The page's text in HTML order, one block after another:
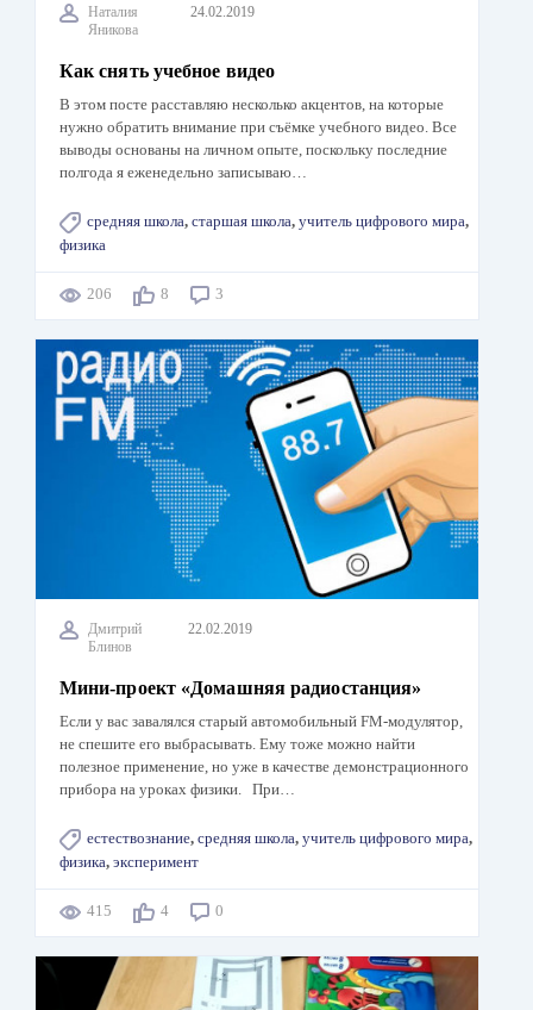
Наталия
Яникова
24.02.2019
Как снять учебное видео
В этом посте расставляю несколько акцентов, на которые
нужно обратить внимание при съёмке учебного видео. Все
выводы основаны на личном опыте, поскольку последние
полгода я еженедельно записываю…
средняя школа, старшая школа, учитель цифрового мира,
физика
206 8 3
Дмитрий
Блинов
22.02.2019
Мини-проект «Домашняя радиостанция»
Если у вас завалялся старый автомобильный FM-модулятор,
не спешите его выбрасывать. Ему тоже можно найти
полезное применение, но уже в качестве демонстрационного
прибора на уроках физики. При…
естествознание, средняя школа, учитель цифрового мира,
физика, эксперимент
415 4 0